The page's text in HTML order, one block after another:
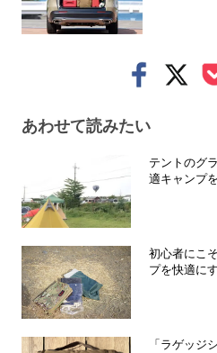
あわせて読みたい
テントのグ
適キャンプ
初心者にこ
プを快適に
「ラゲッジ